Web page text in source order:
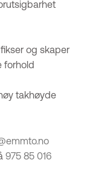
og skaper
forhold
takhøyde
975 85 016